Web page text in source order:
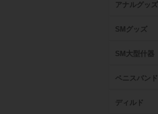
アナルグッズ
SMグッズ
SM大型什器
ペニスバンド
ディルド